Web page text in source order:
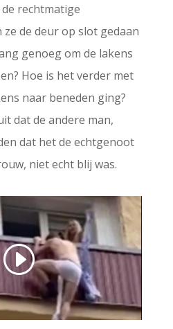
rechtmatige
de deur op slot gedaan
genoeg om de lakens
Hoe is het verder met
naar beneden ging?
dat de andere man,
dat het de echtgenoot
niet echt blij was.